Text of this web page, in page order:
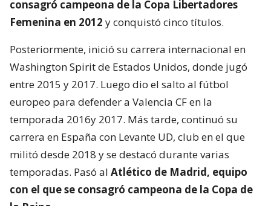
consagró campeona de la Copa Libertadores
Femenina en 2012 y conquistó cinco títulos.
Posteriormente, inició su carrera internacional en
Washington Spirit de Estados Unidos, donde jugó
entre 2015 y 2017. Luego dio el salto al fútbol
europeo para defender a Valencia CF en la
temporada 2016y 2017. Más tarde, continuó su
carrera en España con Levante UD, club en el que
militó desde 2018 y se destacó durante varias
temporadas. Pasó al Atlético de Madrid, equipo
con el que se consagró campeona de la Copa de